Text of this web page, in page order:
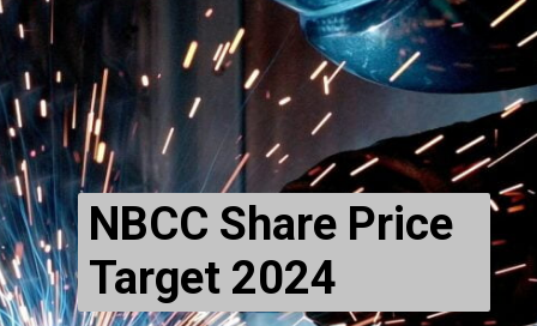
NBCC Share Price
Target 2024